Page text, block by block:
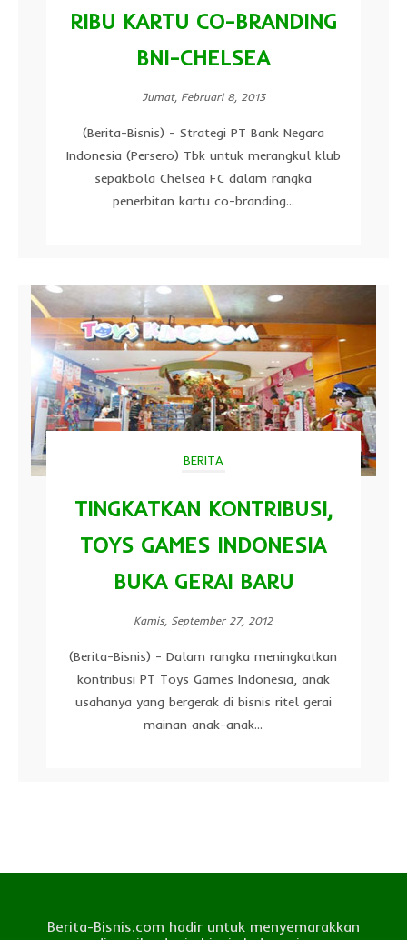
RIBU KARTU CO-BRANDING
BNI-CHELSEA
Jumat, Februari 8, 2013
(Berita-Bisnis) - Strategi PT Bank Negara
Indonesia (Persero) Tbk untuk merangkul klub
sepakbola Chelsea FC dalam rangka
penerbitan kartu co-branding...
BERITA
TINGKATKAN KONTRIBUSI,
TOYS GAMES INDONESIA
BUKA GERAI BARU
Kamis, September 27, 2012
(Berita-Bisnis) - Dalam rangka meningkatkan
kontribusi PT Toys Games Indonesia, anak
usahanya yang bergerak di bisnis ritel gerai
mainan anak-anak...
Berita-Bisnis.com hadir untuk menyemarakkan